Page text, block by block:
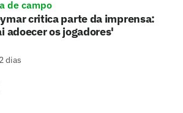
de campo
critica parte da imprensa:
adoecer os jogadores'
dias